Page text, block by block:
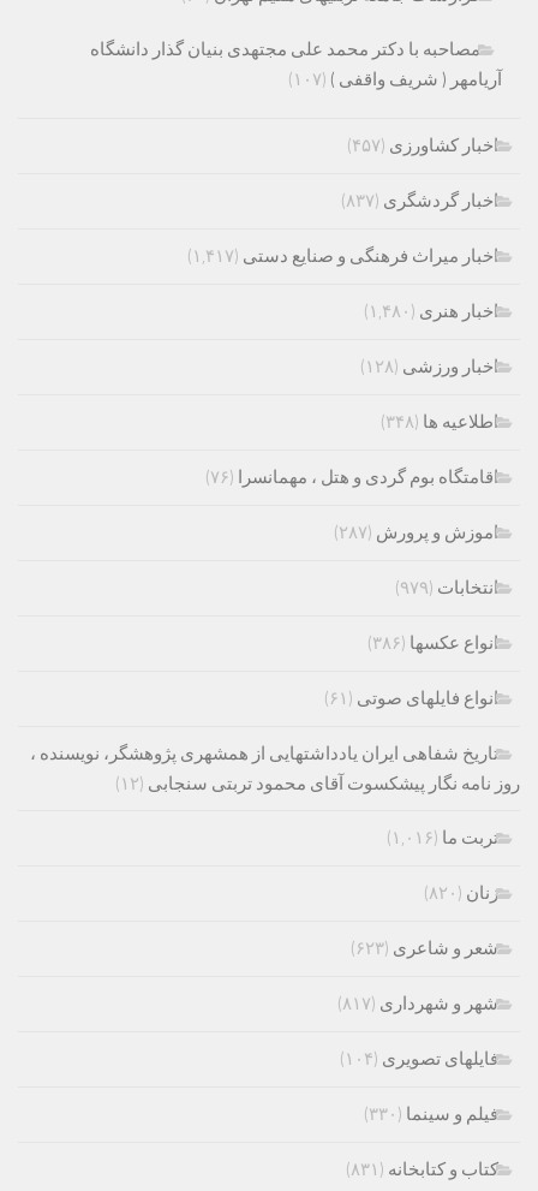
مصاحبه با دکتر محمد علی مجتهدی بنیان گذار دانشگاه
آریامهر ( شریف واقفی ) (۱۰۷)
اخبار کشاورزی (۴۵۷)
اخبار گردشگری (۸۳۷)
اخبار میراث فرهنگی و صنایع دستی (۱,۴۱۷)
اخبار هنری (۱,۴۸۰)
اخبار ورزشی (۱۲۸)
اطلاعیه ها (۳۴۸)
اقامتگاه بوم گردی و هتل ، مهمانسرا (۷۶)
اموزش و پرورش (۲۸۷)
انتخابات (۹۷۹)
انواع عکسها (۳۸۶)
انواع فایلهای صوتی (۶۱)
تاریخ شفاهی ایران یادداشتهایی از همشهری پژوهشگر، نویسنده ،
روز نامه نگار پیشکسوت آقای محمود تربتی سنجابی (۱۲)
تربت ما (۱,۰۱۶)
زنان (۸۲۰)
شعر و شاعری (۶۲۳)
شهر و شهرداری (۸۱۷)
فایلهای تصویری (۱۰۴)
فیلم و سینما (۳۳۰)
کتاب و کتابخانه (۸۳۱)